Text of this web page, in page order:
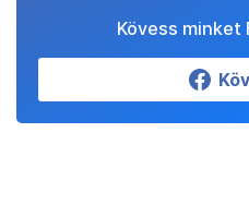
Kövess minket